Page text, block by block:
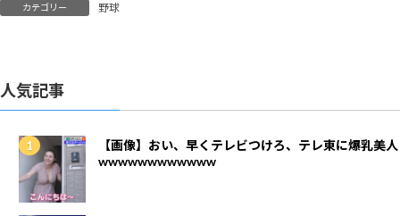
カテゴリー 野球
人気記事
【画像】おい、早くテレビつけろ、テレ東に爆乳美人
wwwwwwwwwwww